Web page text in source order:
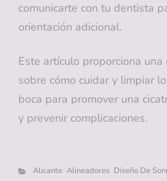
comunicarte con tu dentista
orientación adicional.
Este artículo proporciona
sobre cómo cuidar y limpiar
boca para promover una
y prevenir complicaciones.
Categorías
Alicante Alineadores Diseño De